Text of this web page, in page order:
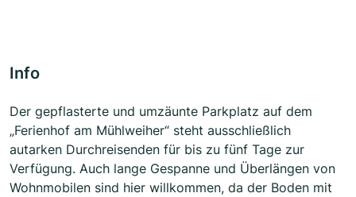
Info
Der gepflasterte und umzäunte Parkplatz auf dem
„Ferienhof am Mühlweiher“ steht ausschließlich
autarken Durchreisenden für bis zu fünf Tage zur
Verfügung. Auch lange Gespanne und Überlängen von
Wohnmobilen sind hier willkommen, da der Boden mit